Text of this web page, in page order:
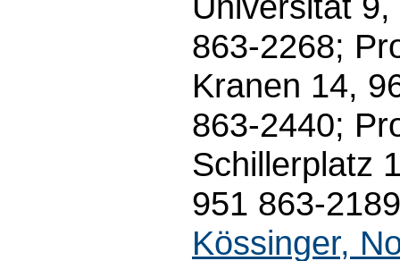
863-2268;
Kranen 14,
863-2440;
Schillerplatz
951 863-
Kössinger,